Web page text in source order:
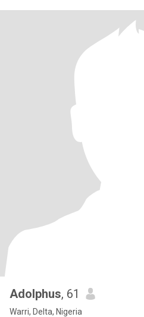
Adolphus, 61
Warri, Delta, Nigeria